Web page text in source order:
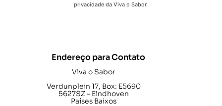
privacidade da Viva o Sabor.
Endereço para Contato
Viva o Sabor
Verdunplein 17, Box: E5690
5627SZ – Eindhoven
Países Baixos